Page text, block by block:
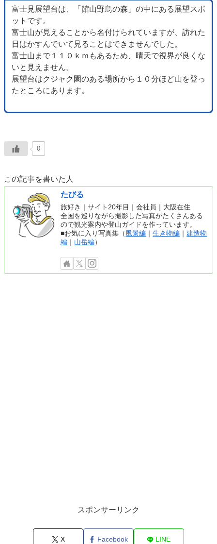
富士見展望台は、「館山野鳥の森」の中にある展望スポ
ットです。
富士山が見えることから名付けられていますが、訪れた
日はかすんでいて見ることはできませんでした。
富士山まで１１０ｋｍもあるため、晴天で視界が良くな
いと見えません。
展望台はクジャク園のある場所から１０分ほど山を登っ
たところにあります。
0
この記事を書いた人
たびる
旅好き｜サイト20年目｜会社員｜大阪在住
全国を巡りながら撮影した写真がたくさんある
ので観光案内や登山ガイドを作っています。
■お気に入り写真集（ 風景編 ｜生き物編 ｜建造物
編 ｜ 山岳編）
スポンサーリンク
X Facebook LINE